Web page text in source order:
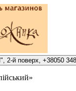
2-й поверх, +38050